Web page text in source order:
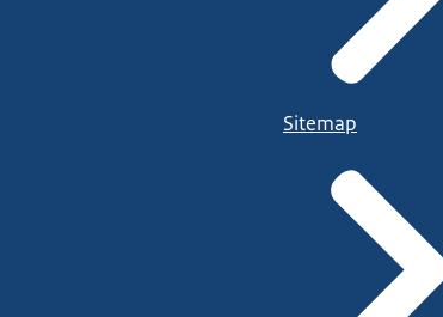
Sitemap